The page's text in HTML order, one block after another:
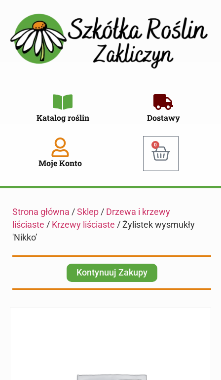
Katalog roślin Dostawy
Moje Konto
0
Strona główna / Sklep / Drzewa i krzewy
liściaste / Krzewy liściaste / Żylistek wysmukły
'Nikko’
Kontynuuj Zakupy